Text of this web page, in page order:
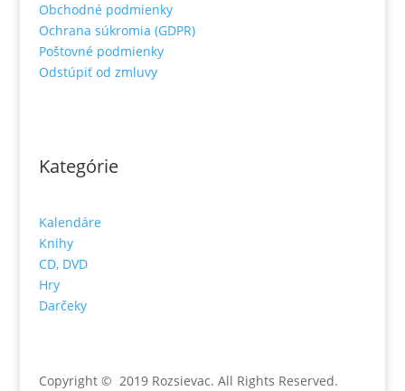
Obchodné podmienky
Ochrana súkromia (GDPR)
Poštovné podmienky
Odstúpiť od zmluvy
Kategórie
Kalendáre
Knihy
CD, DVD
Hry
Darčeky
Copyright © 2019 Rozsievac. All Rights Reserved.